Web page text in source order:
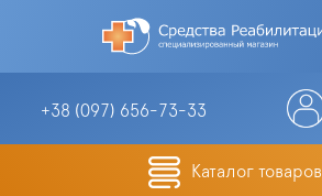
+38 (097) 656-73-33
Каталог товаров